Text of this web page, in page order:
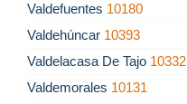
Valdefuentes 10180
Valdehúncar 10393
Valdelacasa De Tajo 10332
Valdemorales 10131